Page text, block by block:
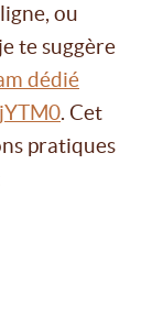
ou
te suggère
dédié
. Cet
pratiques